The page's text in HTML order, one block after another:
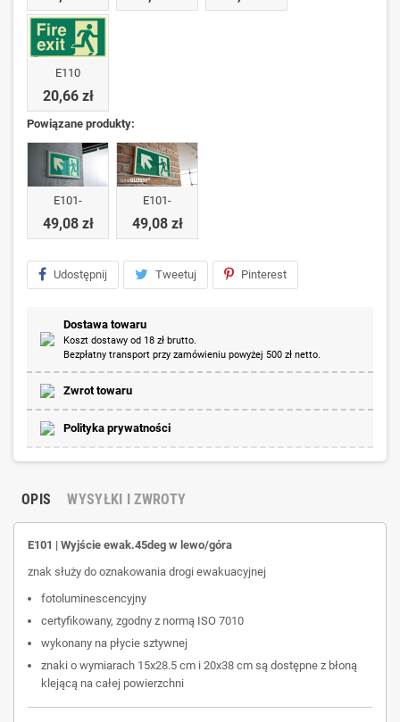
E110
20,66 zł
Powiązane produkty:
E101-
49,08 zł
E101-
49,08 zł
Udostępnij Tweetuj Pinterest
Dostawa towaru
Koszt dostawy od 18 zł brutto.
Bezpłatny transport przy zamówieniu powyżej 500 zł netto.
Zwrot towaru
Polityka prywatności
OPIS WYSYŁKI I ZWROTY
E101 | Wyjście ewak.45deg w lewo/góra
znak służy do oznakowania drogi ewakuacyjnej
fotoluminescencyjny
certyfikowany, zgodny z normą ISO 7010
wykonany na płycie sztywnej
znaki o wymiarach 15x28.5 cm i 20x38 cm są dostępne z błoną
klejącą na całej powierzchni